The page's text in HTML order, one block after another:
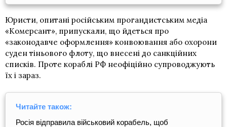
Юристи, опитані російським прогандистським медіа
«Комерсант», припускали, що йдеться про
«законодавче оформлення» конвоювання або охорони
суден тіньового флоту, що внесені до санкційних
списків. Проте кораблі РФ неофіційно супроводжують
їх і зараз.
Читайте також:
Росія відправила військовий корабель, щоб